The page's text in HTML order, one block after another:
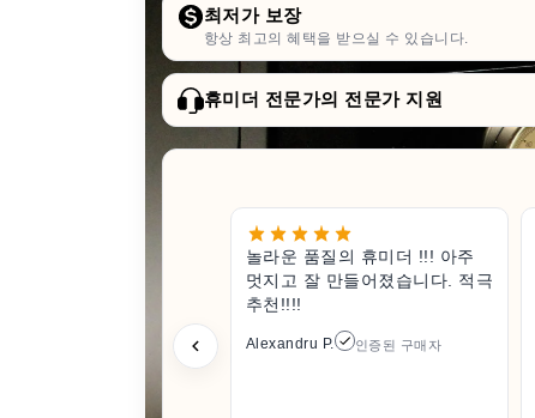
최저가 보장
항상 최고의 혜택을 받으실 수 있습니다.
휴미더 전문가의 전문가 지원
놀라운 품질의 휴미더 !!! 아주
멋지고 잘 만들어졌습니다. 적극
추천!!!!
Alexandru P. 인증된 구매자